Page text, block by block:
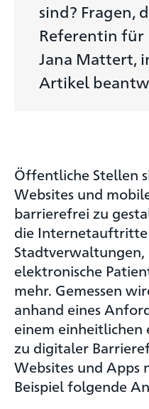
sind? Fragen,
Referentin
Jana Mattert,
Artikel
Öffentliche Stellen
Websites und
barrierefrei zu
die
Stadtverwaltungen,
elektronische
mehr. Gemessen
anhand eines
einem einheitlichen
zu digitaler
Websites und Apps
Beispiel folgende